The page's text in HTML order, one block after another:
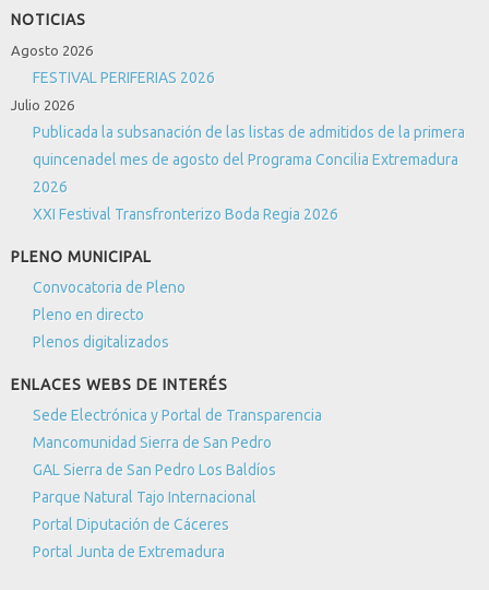
NOTICIAS
Agosto 2026
FESTIVAL PERIFERIAS 2026
Julio 2026
Publicada la subsanación de las listas de admitidos de la primera
quincenadel mes de agosto del Programa Concilia Extremadura
2026
XXI Festival Transfronterizo Boda Regia 2026
PLENO MUNICIPAL
Convocatoria de Pleno
Pleno en directo
Plenos digitalizados
ENLACES WEBS DE INTERÉS
Sede Electrónica y Portal de Transparencia
Mancomunidad Sierra de San Pedro
GAL Sierra de San Pedro Los Baldíos
Parque Natural Tajo Internacional
Portal Diputación de Cáceres
Portal Junta de Extremadura